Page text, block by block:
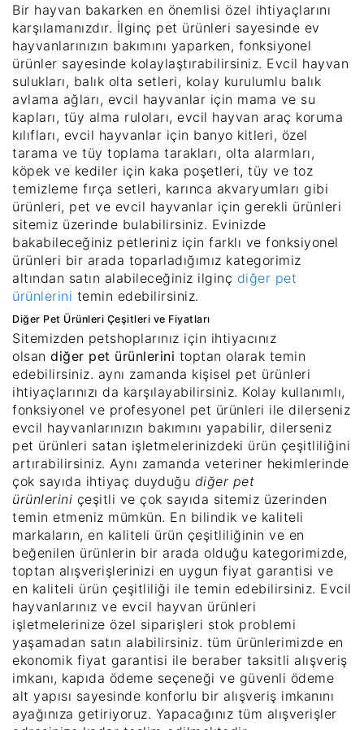
Bir hayvan bakarken en önemlisi özel ihtiyaçlarını
karşılamanızdır. İlginç pet ürünleri sayesinde ev
hayvanlarınızın bakımını yaparken, fonksiyonel
ürünler sayesinde kolaylaştırabilirsiniz. Evcil hayvan
sulukları, balık olta setleri, kolay kurulumlu balık
avlama ağları, evcil hayvanlar için mama ve su
kapları, tüy alma ruloları, evcil hayvan araç koruma
kılıfları, evcil hayvanlar için banyo kitleri, özel
tarama ve tüy toplama tarakları, olta alarmları,
köpek ve kediler için kaka poşetleri, tüy ve toz
temizleme fırça setleri, karınca akvaryumları gibi
ürünleri, pet ve evcil hayvanlar için gerekli ürünleri
sitemiz üzerinde bulabilirsiniz. Evinizde
bakabileceğiniz petleriniz için farklı ve fonksiyonel
ürünleri bir arada toparladığımız kategorimiz
altından satın alabileceğiniz ilginç diğer pet
ürünlerini temin edebilirsiniz.
Diğer Pet Ürünleri Çeşitleri ve Fiyatları
Sitemizden petshoplarınız için ihtiyacınız
olsan diğer pet ürünlerini toptan olarak temin
edebilirsiniz. aynı zamanda kişisel pet ürünleri
ihtiyaçlarınızı da karşılayabilirsiniz. Kolay kullanımlı,
fonksiyonel ve profesyonel pet ürünleri ile dilerseniz
evcil hayvanlarınızın bakımını yapabilir, dilerseniz
pet ürünleri satan işletmelerinizdeki ürün çeşitliliğini
artırabilirsiniz. Aynı zamanda veteriner hekimlerinde
çok sayıda ihtiyaç duyduğu diğer pet
ürünlerini çeşitli ve çok sayıda sitemiz üzerinden
temin etmeniz mümkün. En bilindik ve kaliteli
markaların, en kaliteli ürün çeşitliliğinin ve en
beğenilen ürünlerin bir arada olduğu kategorimizde,
toptan alışverişlerinizi en uygun fiyat garantisi ve
en kaliteli ürün çeşitliliği ile temin edebilirsiniz. Evcil
hayvanlarınız ve evcil hayvan ürünleri
işletmelerinize özel siparişleri stok problemi
yaşamadan satın alabilirsiniz. tüm ürünlerimizde en
ekonomik fiyat garantisi ile beraber taksitli alışveriş
imkanı, kapıda ödeme seçeneği ve güvenli ödeme
alt yapısı sayesinde konforlu bir alışveriş imkanını
ayağınıza getiriyoruz. Yapacağınız tüm alışverişler